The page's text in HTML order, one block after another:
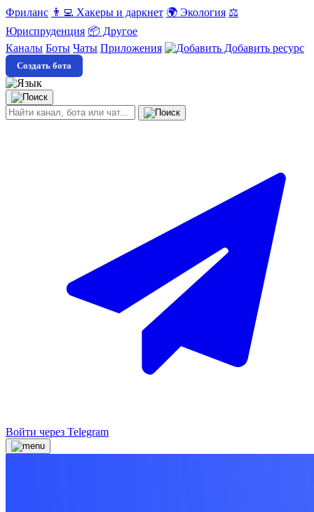
Фриланс 👨‍💻 Хакеры и даркнет 🌍 Экология ⚖️
Юриспруденция 📦 Другое
Каналы Боты Чаты Приложения Добавить ресурс
Создать бота
Войти через Telegram